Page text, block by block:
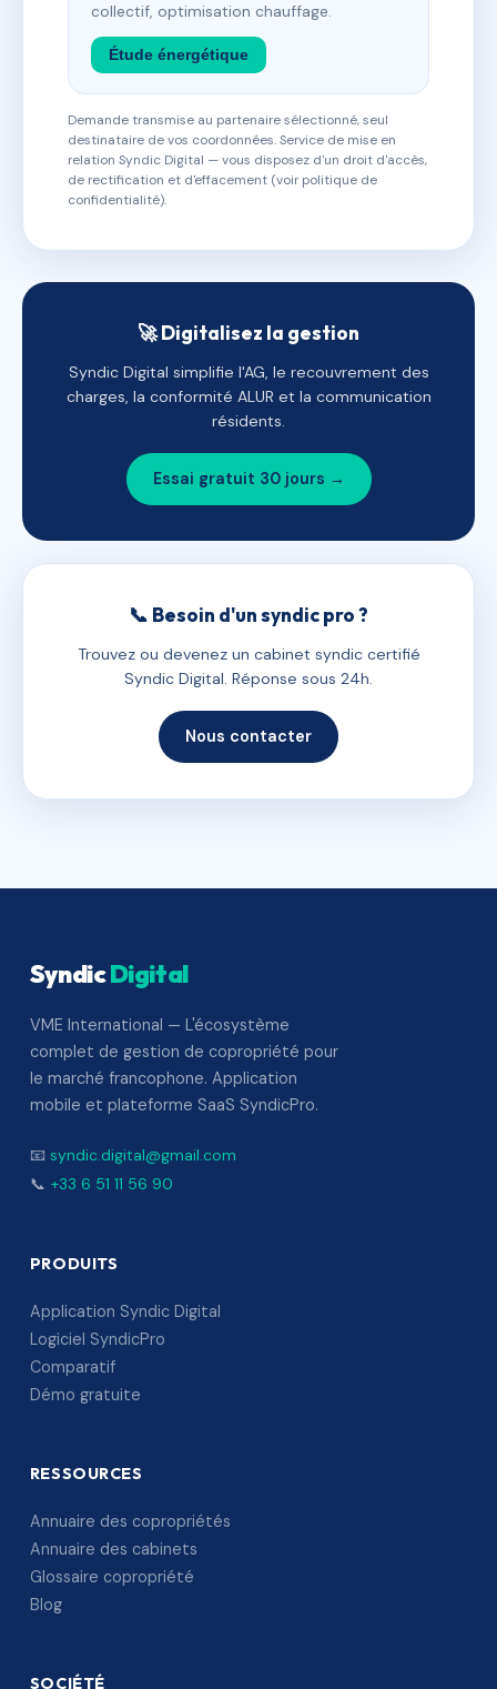
collectif, optimisation chauffage.
Étude énergétique
Demande transmise au partenaire sélectionné, seul
destinataire de vos coordonnées. Service de mise en
relation Syndic Digital — vous disposez d'un droit d'accès,
de rectification et d'effacement (voir politique de
confidentialité).
🚀 Digitalisez la gestion
Syndic Digital simplifie l'AG, le recouvrement des
charges, la conformité ALUR et la communication
résidents.
Essai gratuit 30 jours →
📞 Besoin d'un syndic pro ?
Trouvez ou devenez un cabinet syndic certifié
Syndic Digital. Réponse sous 24h.
Nous contacter
SyndicDigital
VME International — L'écosystème
complet de gestion de copropriété pour
le marché francophone. Application
mobile et plateforme SaaS SyndicPro.
📧 syndic.digital@gmail.com
📞 +33 6 51 11 56 90
PRODUITS
Application Syndic Digital
Logiciel SyndicPro
Comparatif
Démo gratuite
RESSOURCES
Annuaire des copropriétés
Annuaire des cabinets
Glossaire copropriété
Blog
SOCIÉTÉ